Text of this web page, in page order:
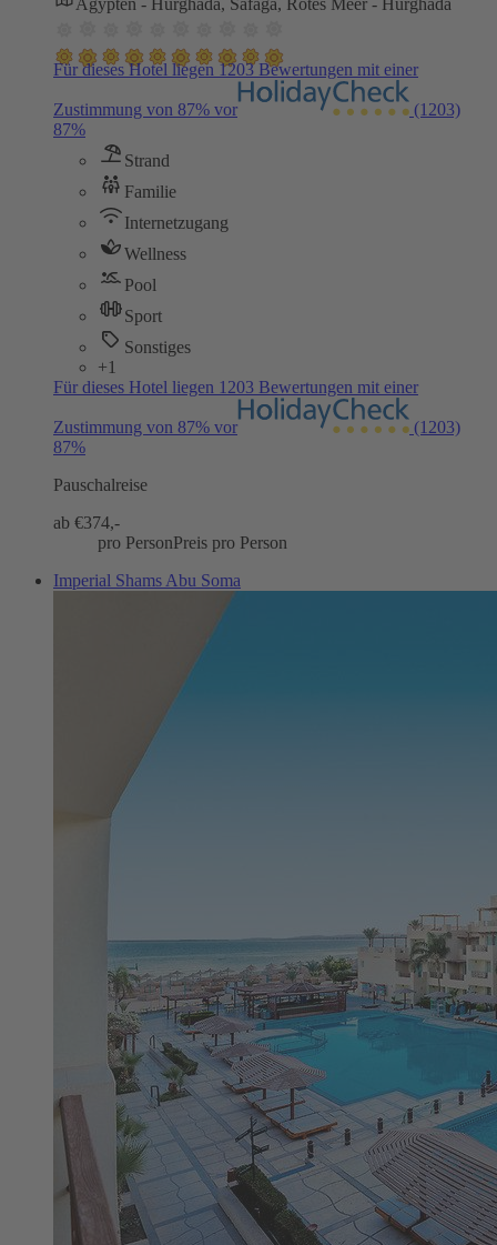
Für dieses Hotel liegen 1203 Bewertungen mit einer
Zustimmung von 87% vor
(1203)
87%
Strand
Familie
Internetzugang
Wellness
Pool
Sport
Sonstiges
+1
Für dieses Hotel liegen 1203 Bewertungen mit einer
Zustimmung von 87% vor
(1203)
87%
Pauschalreise
ab €374,-
pro PersonPreis pro Person
Imperial Shams Abu Soma